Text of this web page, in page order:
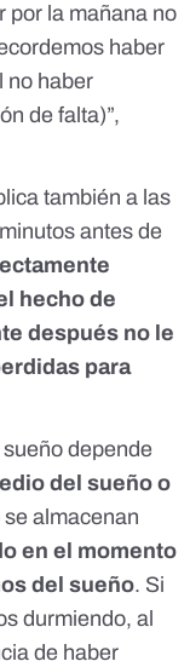
por la mañana no
haber
no haber
de falta)”,
también a las
antes de
hecho de
después no le
para
depende
del sueño o
se almacenan
en el momento
del sueño. Si
durmiendo, al
de haber